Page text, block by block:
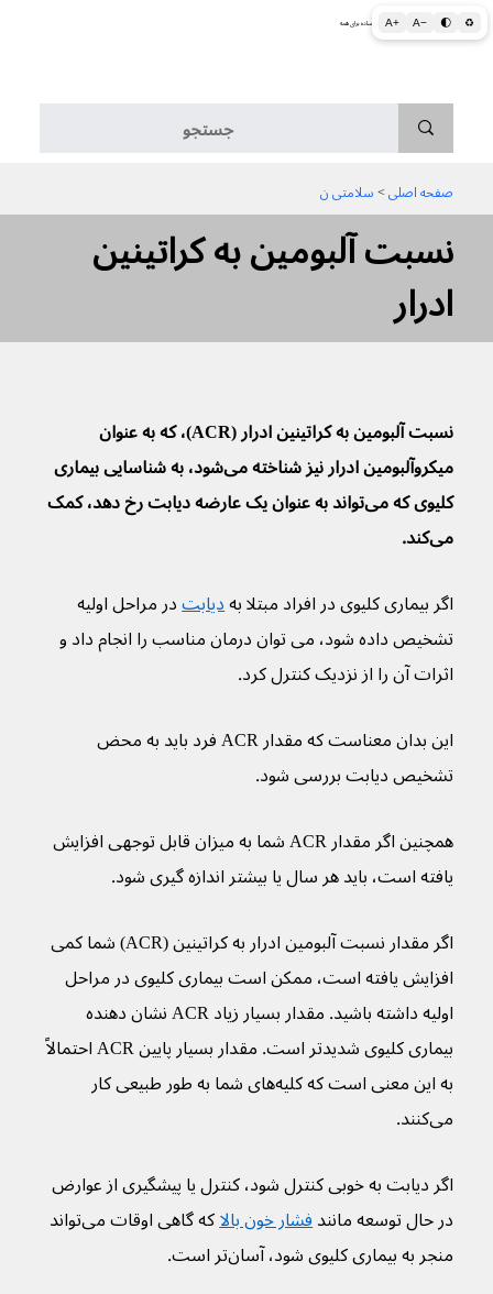
A+ A− 🌓 ♻ اطلاعات پزشکی و بهداشتی به زبان ساده برای همه
نسبت آلبومین به کراتینین
ادرار
صفحه اصلی > سلامتی ن
نسبت آلبومین به کراتینین ادرار (ACR)، که به عنوان
میکروآلبومین ادرار نیز شناخته می‌شود، به شناسایی بیماری
کلیوی که می‌تواند به عنوان یک عارضه دیابت رخ دهد، کمک
می‌کند.
اگر بیماری کلیوی در افراد مبتلا به دیابت در مراحل اولیه
تشخیص داده شود، می توان درمان مناسب را انجام داد و
اثرات آن را از نزدیک کنترل کرد.
این بدان معناست که مقدار ACR فرد باید به محض
تشخیص دیابت بررسی شود.
همچنین اگر مقدار ACR شما به میزان قابل توجهی افزایش
یافته است، باید هر سال یا بیشتر اندازه گیری شود.
اگر مقدار نسبت آلبومین ادرار به کراتینین (ACR) شما کمی
افزایش یافته است، ممکن است بیماری کلیوی در مراحل
اولیه داشته باشید. مقدار بسیار زیاد ACR نشان دهنده
بیماری کلیوی شدیدتر است. مقدار بسیار پایین ACR احتمالاً
به این معنی است که کلیه‌های شما به طور طبیعی کار
می‌کنند.
اگر دیابت به خوبی کنترل شود، کنترل یا پیشگیری از عوارض
در حال توسعه مانند فشار خون بالا
که گاهی اوقات می‌تواند
منجر به بیماری کلیوی شود، آسان‌تر است.